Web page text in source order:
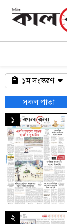
১ম সংস্করণ
সকল পাতা
১
২